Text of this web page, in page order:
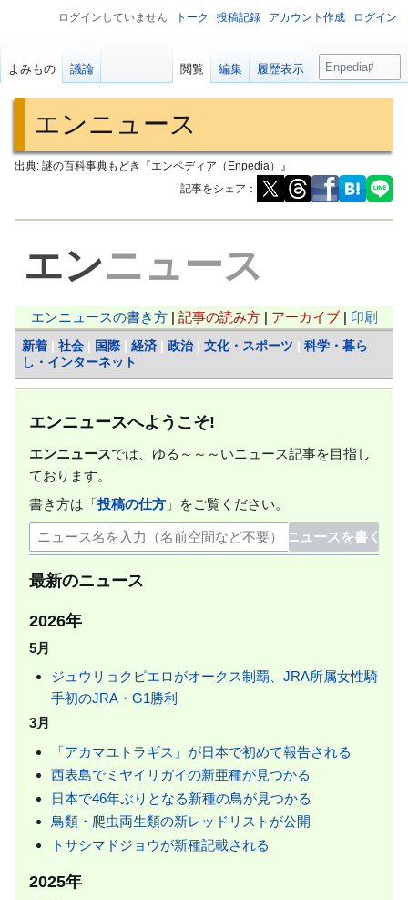
エンニュース
出典: 謎の百科事典もどき『エンペディア（Enpedia）』
記事をシェア：
ゲ
ョ
ン
に
にエンニュース
エンニュースの書き方| 記事の読み方| アーカイブ| 印刷
新着| 社会| 国際| 経済| 政治| 文化・スポーツ
科学・暮ら
し・インターネット
エンニュースへようこそ!
エンニュースでは、ゆる～～～いニュース記事を目指し
ております。
書き方は「投稿の仕方 」をご覧ください。
最新のニュース
2026年
5月
ジュウリョクピエロがオークス制覇、JRA所属女性騎
手初のJRA・G1勝利
3月
「アカマユトラギス」が日本で初めて報告される
西表島でミヤイリガイの新亜種が見つかる
日本で46年ぶりとなる新種の鳥が見つかる
鳥類・爬虫両生類の新レッドリストが公開
トサシマドジョウが新種記載される
2025年
ログインしていません トーク 投稿記録 アカウント作成 ログイン
よみもの 議論 閲覧 編集 履歴表示
検
索